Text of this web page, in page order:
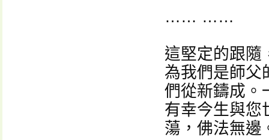
…… ……
這堅定的跟隨
為我們是師父
們從新鑄成。
有幸今生與您
蕩，佛法無邊